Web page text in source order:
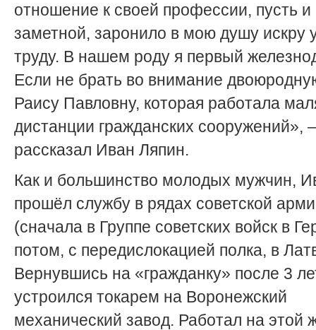
отношение к своей профессии, пусть и
заметной, заронило в мою душу искру
труду. В нашем роду я первый
Если не брать во внимание
Раису Павловну, которая работала
дистанции гражданских сооружений», –
рассказал Иван Ляпин.
Как и большинство молодых мужчин,
прошёл службу в рядах советской
(сначала в Группе советских войск в
потом, с передислокацией полка, в
Вернувшись на «гражданку» после 3
устроился токарем на Воронежский
механический завод. Работал на этой